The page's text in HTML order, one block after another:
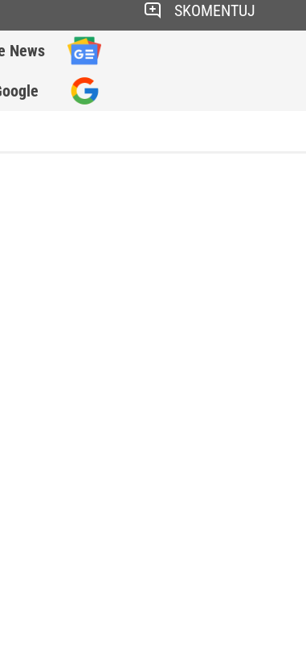
News
SKOMENTUJ